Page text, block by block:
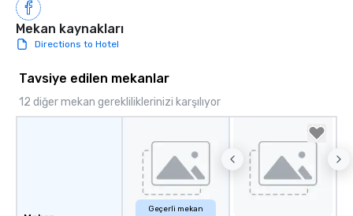
Mekan kaynakları
Directions to Hotel
Tavsiye edilen mekanlar
12 diğer mekan gerekliliklerinizi karşılıyor
Geçerli mekan